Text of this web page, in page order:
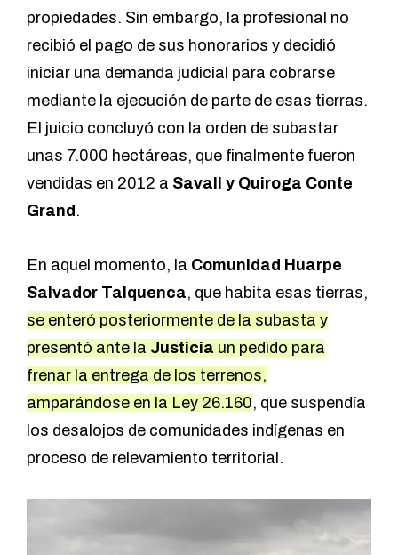
propiedades. Sin embargo, la profesional no
recibió el pago de sus honorarios y decidió
iniciar una demanda judicial para cobrarse
mediante la ejecución de parte de esas tierras.
El juicio concluyó con la orden de subastar
unas 7.000 hectáreas, que finalmente fueron
vendidas en 2012 a Savall y Quiroga Conte
Grand.
En aquel momento, la Comunidad Huarpe
Salvador Talquenca, que habita esas tierras,
se enteró posteriormente de la subasta y
presentó ante la Justicia un pedido para
frenar la entrega de los terrenos,
amparándose en la Ley 26.160, que suspendía
los desalojos de comunidades indígenas en
proceso de relevamiento territorial.